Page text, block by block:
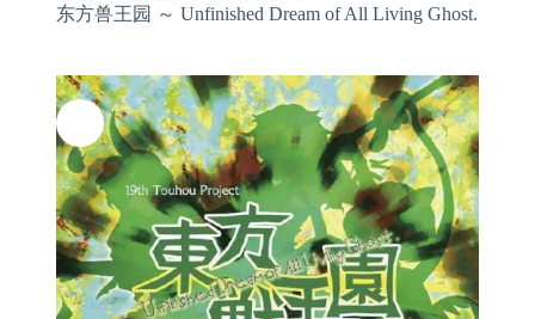
东方兽王园 ～ Unfinished Dream of All Living Ghost.